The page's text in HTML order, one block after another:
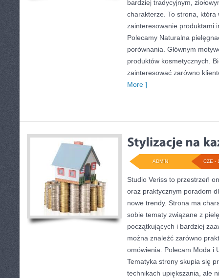
bardziej tradycyjnym,
charakterze. To strona, która
zainteresowanie produktami
Polecamy Naturalna
porównania. Głównym
produktów kosmetycznych.
zainteresować zarówno
More ]
CZE -
ADMIN
Studio Veriss to przestrzeń
oraz praktycznym poradom
nowe trendy. Strona ma
sobie tematy związane z
początkujących i bardziej
można znaleźć zarówno
omówienia. Polecam Moda i
Tematyka strony skupia się
technikach upiększania, ale